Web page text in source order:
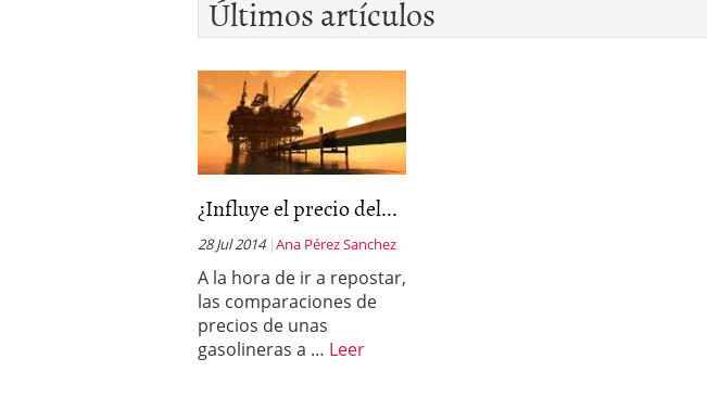
deportivos y atletas desarrollada a través de
febrero 2020
Últimos artículos
¿Influye el precio del...
28 Jul 2014 Ana Pérez Sanchez
A la hora de ir a repostar,
las comparaciones de
precios de unas
gasolineras a … Leer